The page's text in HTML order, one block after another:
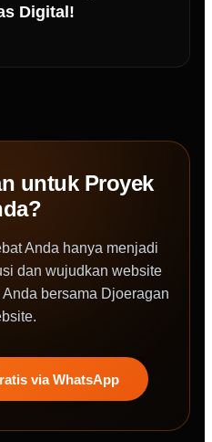
Digital!
untuk Proyek
Anda hanya menjadi
dan wujudkan website
bersama Djoeragan
via WhatsApp